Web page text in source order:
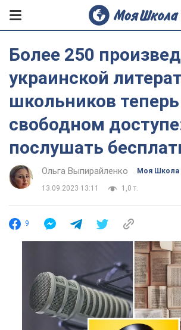
Более 250
украинской
школьников
свободном
послушать
Ольга Выпирайленко Моя Школа
13.09.2023 13:11 1,0 т.
9